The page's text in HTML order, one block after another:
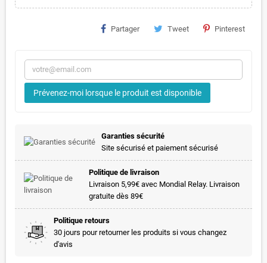
Partager Tweet Pinterest
Prévenez-moi lorsque le produit est disponible
Garanties sécurité
Site sécurisé et paiement sécurisé
Politique de livraison
Livraison 5,99€ avec Mondial Relay. Livraison
gratuite dès 89€
Politique retours
30 jours pour retourner les produits si vous changez
d'avis